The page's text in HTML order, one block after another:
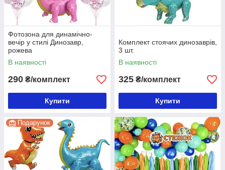
Фотозона для динамічно-
вечір у стилі Динозавр,
рожева
В наявності
290 ₴/комплект
Купити
Комплект стоячих динозаврів,
3 шт.
В наявності
325 ₴/комплект
Купити
Подарунок